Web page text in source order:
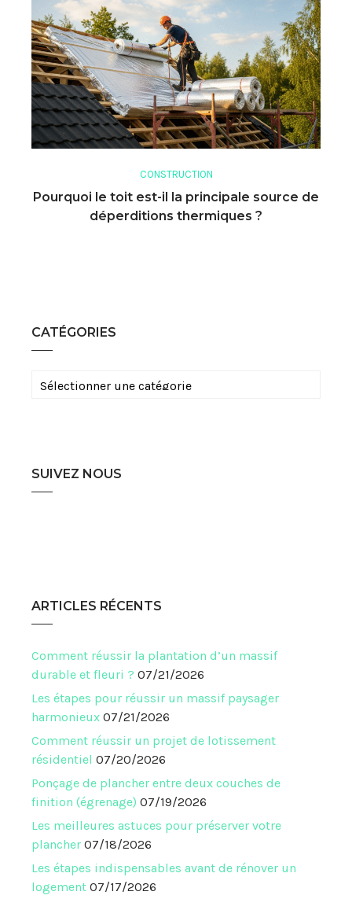
CONSTRUCTION
Pourquoi le toit est-il la principale source de
déperditions thermiques ?
CATÉGORIES
Catégories
SUIVEZ NOUS
ARTICLES RÉCENTS
Comment réussir la plantation d’un massif
durable et fleuri ? 07/21/2026
Les étapes pour réussir un massif paysager
harmonieux 07/21/2026
Comment réussir un projet de lotissement
résidentiel 07/20/2026
Ponçage de plancher entre deux couches de
finition (égrenage) 07/19/2026
Les meilleures astuces pour préserver votre
plancher 07/18/2026
Les étapes indispensables avant de rénover un
logement 07/17/2026